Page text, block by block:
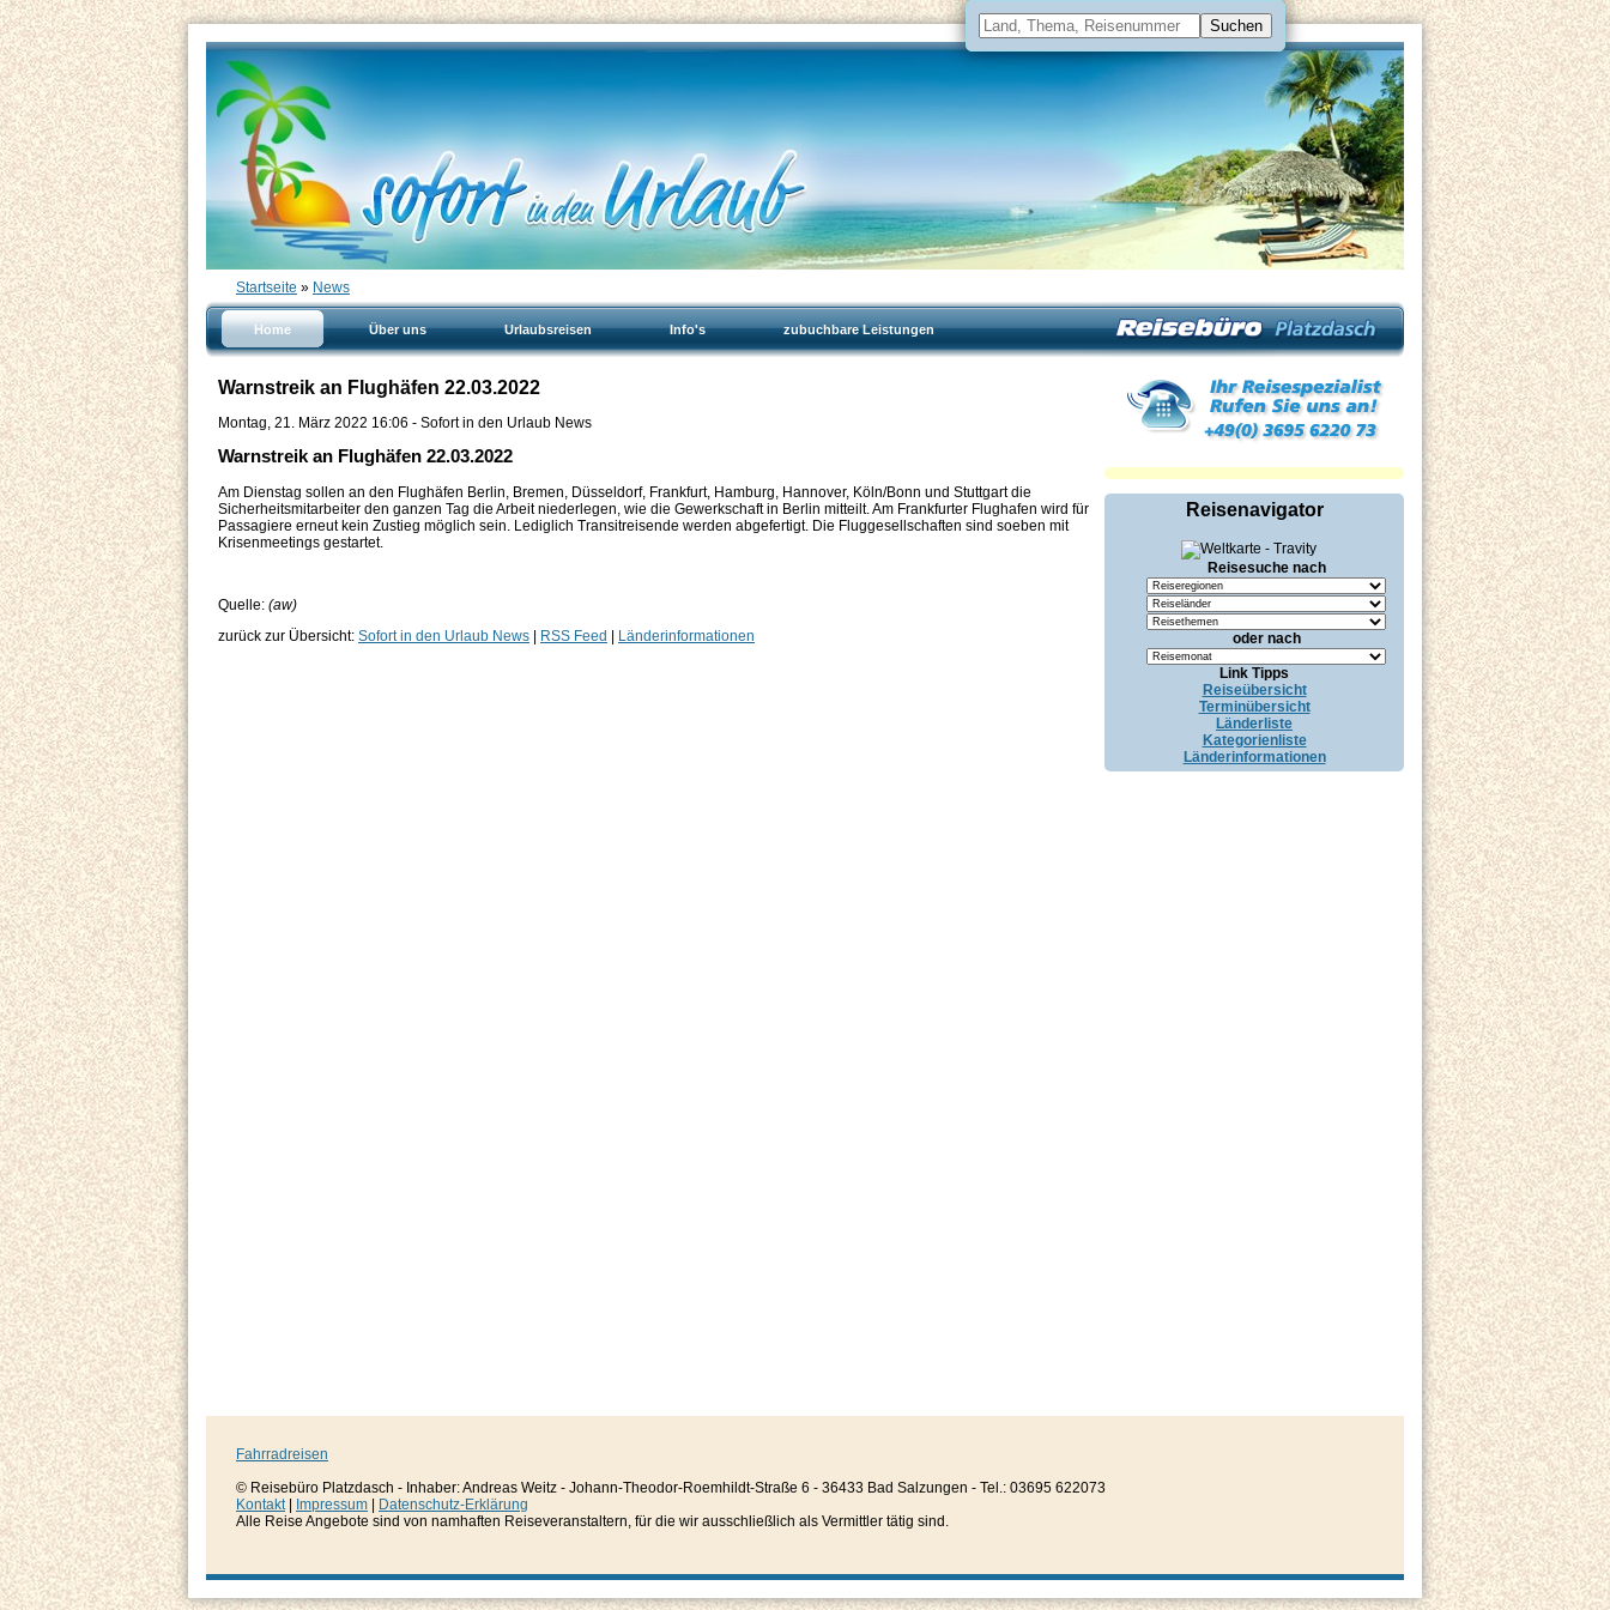
Startseite » News
Home Über uns Urlaubsreisen Info's zubuchbare Leistungen
Warnstreik an Flughäfen 22.03.2022
Montag, 21. März 2022 16:06 - Sofort in den Urlaub News
Warnstreik an Flughäfen 22.03.2022
Am Dienstag sollen an den Flughäfen Berlin, Bremen, Düsseldorf, Frankfurt, Hamburg, Hannover, Köln/Bonn und Stuttgart die
Sicherheitsmitarbeiter den ganzen Tag die Arbeit niederlegen, wie die Gewerkschaft in Berlin mitteilt. Am Frankfurter Flughafen wird für
Passagiere erneut kein Zustieg möglich sein. Lediglich Transitreisende werden abgefertigt. Die Fluggesellschaften sind soeben mit
Krisenmeetings gestartet.
Quelle: (aw)
zurück zur Übersicht: Sofort in den Urlaub News RSS Feed Länderinformationen
Reisenavigator
Reisesuche nach
oder nach
Link Tipps
Reiseübersicht
Terminübersicht
Länderliste
Kategorienliste
Länderinformationen
Fahrradreisen
© Reisebüro Platzdasch - Inhaber: Andreas Weitz - Johann-Theodor-Roemhildt-Straße 6 - 36433 Bad Salzungen - Tel.: 03695 622073
Kontakt| Impressum
Datenschutz-Erklärung
Alle Reise Angebote sind von namhaften Reiseveranstaltern, für die wir ausschließlich als Vermittler tätig sind.